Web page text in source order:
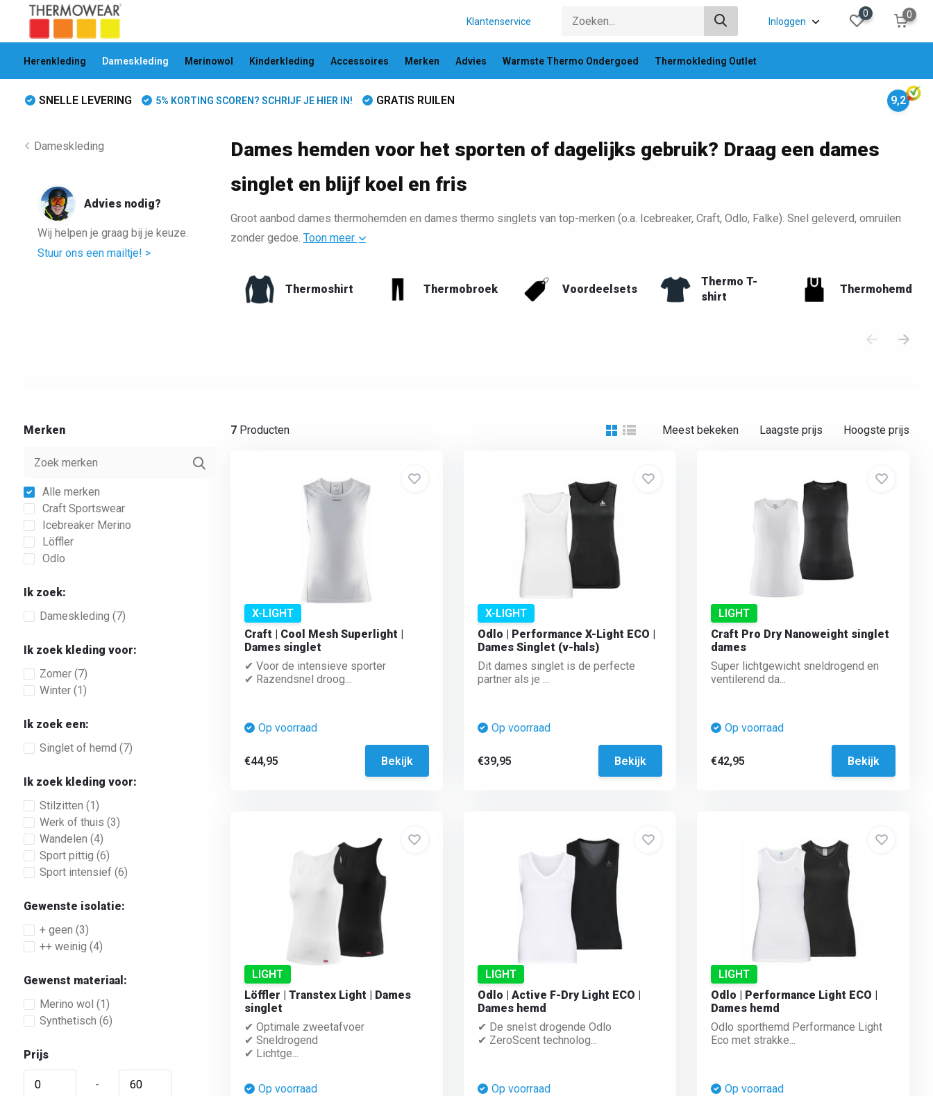
Klantenservice Inloggen
0 0
Herenkleding Dameskleding Merinowol Kinderkleding Accessoires Merken Advies Warmste Thermo Ondergoed Thermokleding Outlet
SNELLE LEVERING 5% KORTING SCOREN? SCHRIJF JE HIER IN! GRATIS RUILEN 9,2
Dameskleding
Advies nodig?
Wij helpen je graag bij je keuze.
Stuur ons een mailtje! >
Dames hemden voor het sporten of dagelijks gebruik? Draag een dames
singlet en blijf koel en fris
Groot aanbod dames thermohemden en dames thermo singlets van top-merken (o.a. Icebreaker, Craft, Odlo, Falke). Snel geleverd, omruilen
zonder gedoe. Toon meer
Thermoshirt Thermobroek Voordeelsets
Thermo T-
shirt
Thermohemd
Merken
Alle merken
Craft Sportswear
Icebreaker Merino
Löffler
Odlo
Ik zoek:
Dameskleding (7)
Ik zoek kleding voor:
Zomer (7)
Winter (1)
Ik zoek een:
Singlet of hemd (7)
Ik zoek kleding voor:
Stilzitten (1)
Werk of thuis (3)
Wandelen (4)
Sport pittig (6)
Sport intensief (6)
Gewenste isolatie:
+ geen (3)
++ weinig (4)
Gewenst materiaal:
Merino wol (1)
Synthetisch (6)
Prijs
-
7Producten Meest bekeken Laagste prijs Hoogste prijs
X-LIGHT
Craft | Cool Mesh Superlight |
Dames singlet
✔ Voor de intensieve sporter
✔ Razendsnel droog...
Op voorraad
€44,95 Bekijk
X-LIGHT
Odlo | Performance X-Light ECO |
Dames Singlet (v-hals)
Dit dames singlet is de perfecte
partner als je ...
Op voorraad
€39,95 Bekijk
LIGHT
Craft Pro Dry Nanoweight singlet
dames
Super lichtgewicht sneldrogend en
ventilerend da...
Op voorraad
€42,95 Bekijk
LIGHT
Löffler | Transtex Light | Dames
singlet
✔ Optimale zweetafvoer
✔ Sneldrogend
✔ Lichtge...
Op voorraad
LIGHT
Odlo | Active F-Dry Light ECO |
Dames hemd
✔ De snelst drogende Odlo
✔ ZeroScent technolog...
Op voorraad
LIGHT
Odlo | Performance Light ECO |
Dames hemd
Odlo sporthemd Performance Light
Eco met strakke...
Op voorraad